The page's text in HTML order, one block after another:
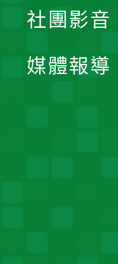
社團影音
媒體報導